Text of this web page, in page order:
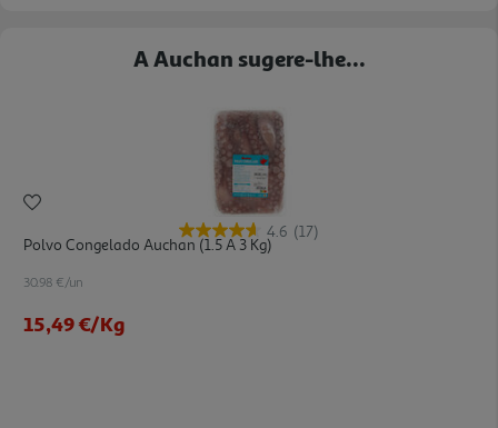
A Auchan sugere-lhe...
4.6 (17)
Polvo Congelado Auchan (1.5 A 3 Kg)
30.98 €/un
15,49 €/Kg